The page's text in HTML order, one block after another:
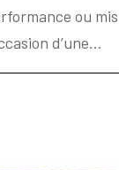
ou
d’une...